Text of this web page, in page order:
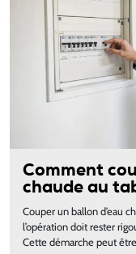
Comment
chaude au
Couper un ballon d’eau
l’opération doit rester
Cette démarche peut